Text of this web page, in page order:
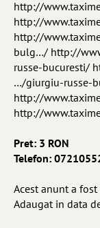
http://
http://
http://
bulg…/ http://
russe-bucuresti/
…/giurgiu-russe-
http://
http://
Pret: 3 RON
Telefon:
Acest anunt a
Adaugat in data